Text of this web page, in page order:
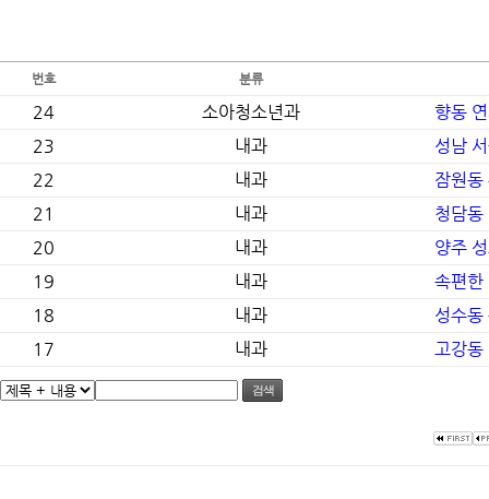
번호 분류
24 소아청소년과
향동
23
내과
성남
22
내과
잠원동
21
내과
청담동
20
내과
양주
19
내과
속편
18
내과
성수동
17
내과 고강동
검색